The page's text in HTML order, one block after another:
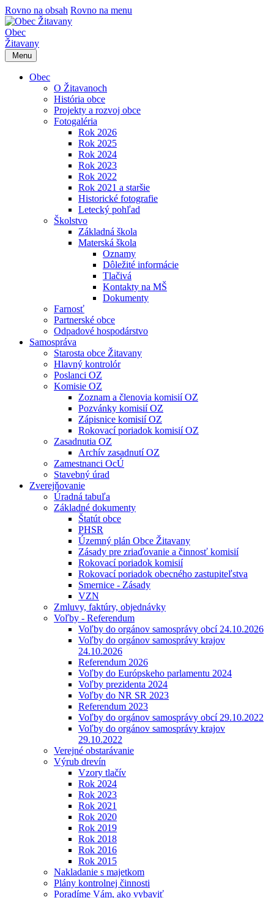
Rovno na obsah Rovno na menu
Obec
Žitavany
Menu
Obec
O Žitavanoch
História obce
Projekty a rozvoj obce
Fotogaléria
Rok 2026
Rok 2025
Rok 2024
Rok 2023
Rok 2022
Rok 2021 a staršie
Historické fotografie
Letecký pohľad
Školstvo
Základná škola
Materská škola
Oznamy
Dôležité informácie
Tlačivá
Kontakty na MŠ
Dokumenty
Farnosť
Partnerské obce
Odpadové hospodárstvo
Samospráva
Starosta obce Žitavany
Hlavný kontrolór
Poslanci OZ
Komisie OZ
Zoznam a členovia komisií OZ
Pozvánky komisií OZ
Zápisnice komisií OZ
Rokovací poriadok komisií OZ
Zasadnutia OZ
Archív zasadnutí OZ
Zamestnanci OcÚ
Stavebný úrad
Zverejňovanie
Úradná tabuľa
Základné dokumenty
Štatút obce
PHSR
Územný plán Obce Žitavany
Zásady pre zriaďovanie a činnosť komisií
Rokovací poriadok komisií
Rokovací poriadok obecného zastupiteľstva
Smernice - Zásady
VZN
Zmluvy, faktúry, objednávky
Voľby - Referendum
Voľby do orgánov samosprávy obcí 24.10.2026
Voľby do orgánov samosprávy krajov
24.10.2026
Referendum 2026
Voľby do Európskeho parlamentu 2024
Voľby prezidenta 2024
Voľby do NR SR 2023
Referendum 2023
Voľby do orgánov samosprávy obcí 29.10.2022
Voľby do orgánov samosprávy krajov
29.10.2022
Verejné obstarávanie
Výrub drevín
Vzory tlačív
Rok 2024
Rok 2023
Rok 2021
Rok 2020
Rok 2019
Rok 2018
Rok 2016
Rok 2015
Nakladanie s majetkom
Plány kontrolnej činnosti
Poradíme Vám, ako vybaviť